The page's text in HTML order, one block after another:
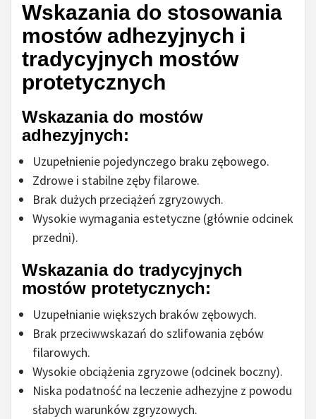
Wskazania do stosowania
mostów adhezyjnych i
tradycyjnych mostów
protetycznych
Wskazania do mostów
adhezyjnych:
Uzupełnienie pojedynczego braku zębowego.
Zdrowe i stabilne zęby filarowe.
Brak dużych przeciążeń zgryzowych.
Wysokie wymagania estetyczne (głównie odcinek
przedni).
Wskazania do tradycyjnych
mostów protetycznych:
Uzupełnianie większych braków zębowych.
Brak przeciwwskazań do szlifowania zębów
filarowych.
Wysokie obciążenia zgryzowe (odcinek boczny).
Niska podatność na leczenie adhezyjne z powodu
słabych warunków zgryzowych.